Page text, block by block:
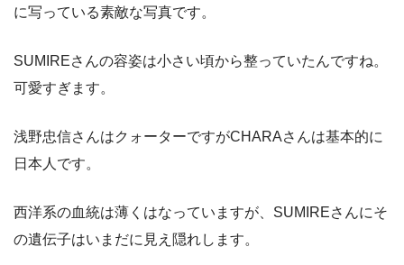
に写っている素敵な写真です。
SUMIREさんの容姿は小さい頃から整っていたんですね。
可愛すぎます。
浅野忠信さんはクォーターですがCHARAさんは基本的に
日本人です。
西洋系の血統は薄くはなっていますが、SUMIREさんにそ
の遺伝子はいまだに見え隠れします。